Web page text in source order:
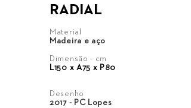
RADIAL
Material
Madeira e aço
Dimensão - cm
L150 x A75 x P80
Desenho
2017 - PC Lopes